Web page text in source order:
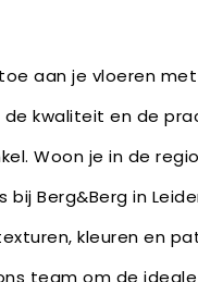
aan je vloeren
de kwaliteit en de
Woon je in de
bij Berg&Berg in
kleuren en
team om de